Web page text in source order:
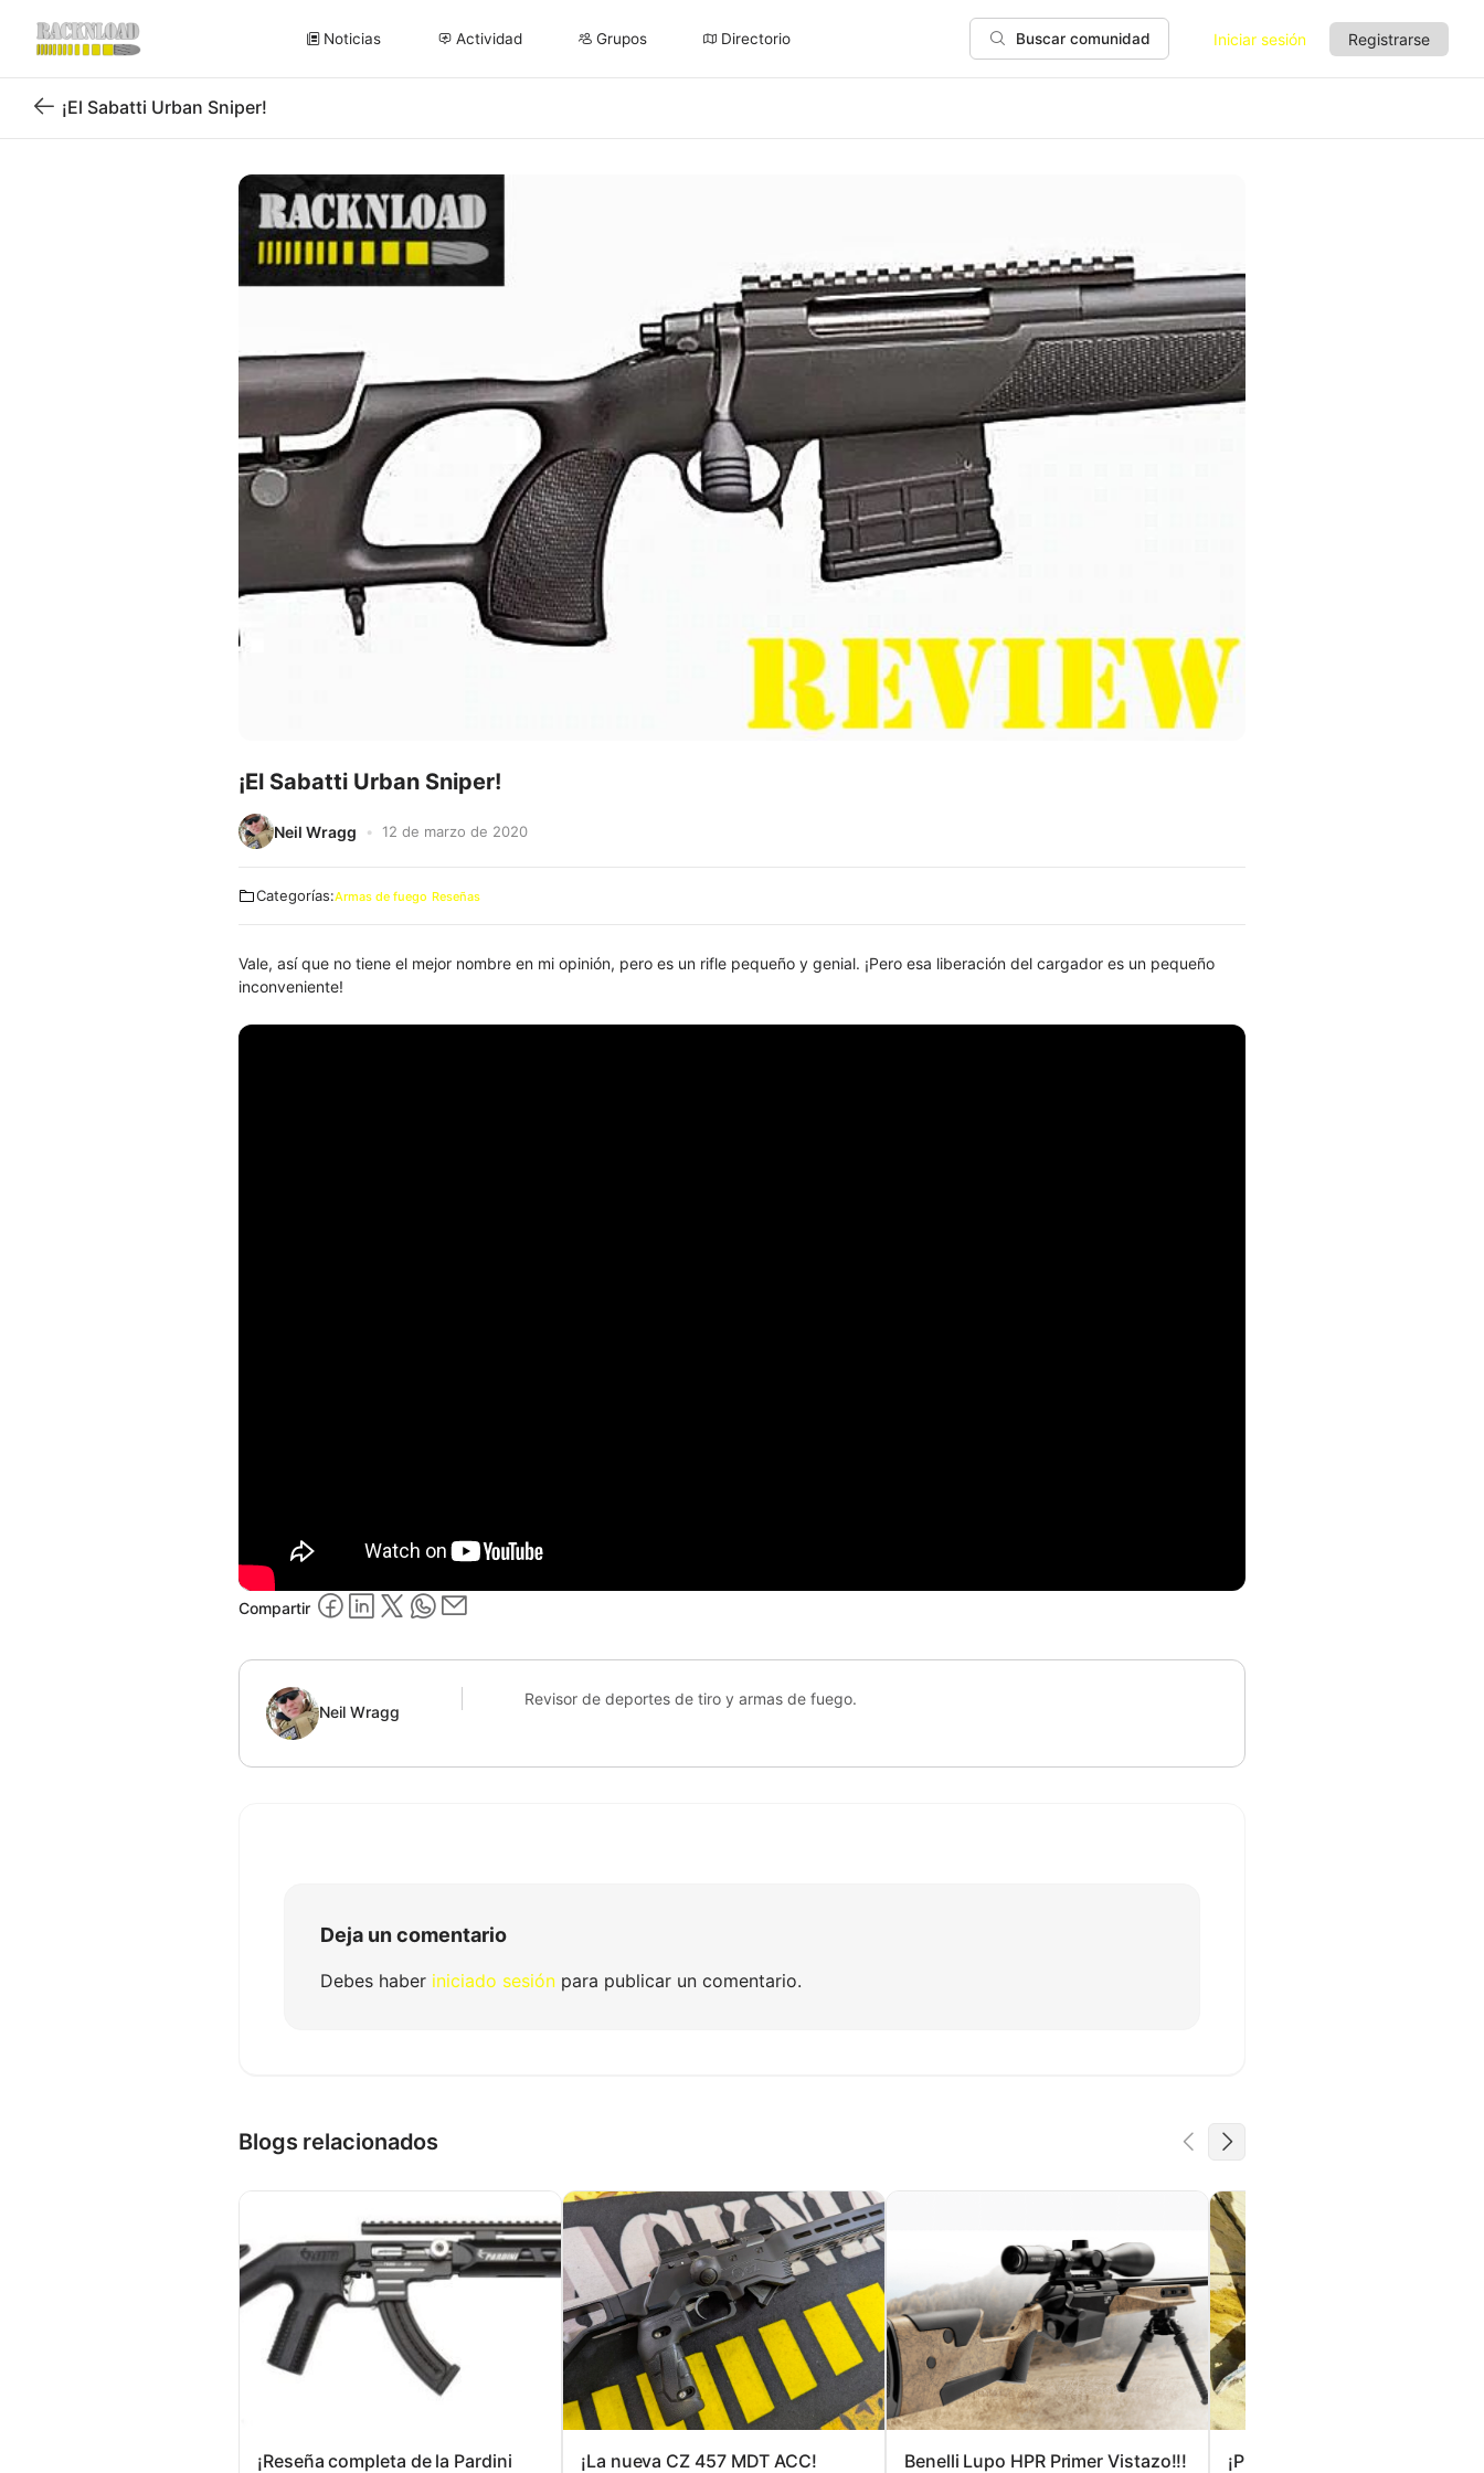
Noticias Actividad Grupos Directorio Buscar comunidad Iniciar sesión Registrarse
Volver
¡El Sabatti Urban Sniper!
¡El Sabatti Urban Sniper!
Neil Wragg 12 de marzo de 2020
Categorías:Armas de fuego Reseñas
Vale, así que no tiene el mejor nombre en mi opinión, pero es un rifle pequeño y genial. ¡Pero esa liberación del cargador es un pequeño
inconveniente!
Compartir
Neil Wragg
Revisor de deportes de tiro y armas de fuego.
Deja un comentario
Debes haber iniciado sesión para publicar un comentario.
Blogs relacionados
¡Reseña completa de la Pardini ¡La nueva CZ 457 MDT ACC! Benelli Lupo HPR Primer Vistazo!!! ¡Probando el Gong Pivot de